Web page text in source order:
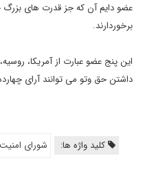
عضو دایم آن که جز قدرت های
برخوردارند.
این پنج عضو عبارت از آمریکا،
داشتن حق وتو می توانند آرای
کلید واژه ها: شورای امنیت